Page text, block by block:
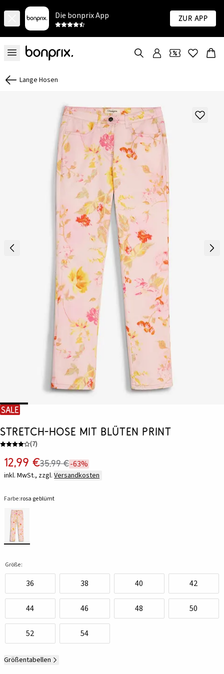
Die bonprix App Zur App
Lange Hosen
SALE
Stretch-Hose mit Blüten Print
(7)
12,99 €35,99 €-63%
inkl. MwSt., zzgl. Versandkosten
Farbe:rosa geblümt
Größe:
36 38 40 42
44 46 48 50
52 54
Größentabellen